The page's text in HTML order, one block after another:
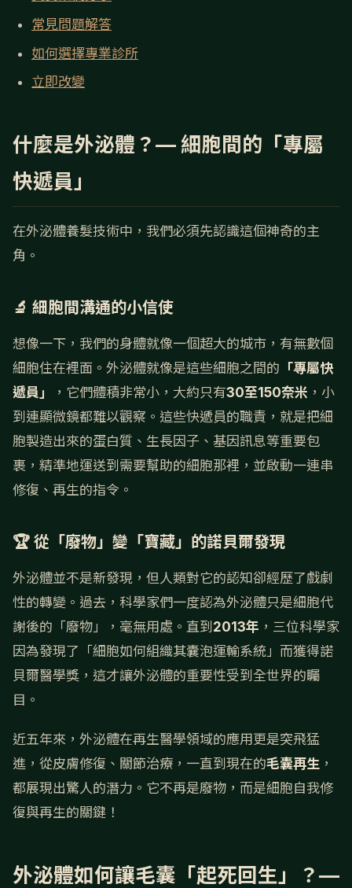
常見問題解答
如何選擇專業診所
立即改變
什麼是外泌體？— 細胞間的「專屬
快遞員」
在外泌體養髮技術中，我們必須先認識這個神奇的主
角。
🔬 細胞間溝通的小信使
想像一下，我們的身體就像一個超大的城市，有無數個
細胞住在裡面。外泌體就像是這些細胞之間的 「專屬快
遞員」
，它們體積非常小，大約只有30至150奈米 ，小
到連顯微鏡都難以觀察。這些快遞員的職責，就是把細
胞製造出來的蛋白質、生長因子、基因訊息等重要包
裹，精準地運送到需要幫助的細胞那裡，並啟動一連串
修復、再生的指令。
🏆 從「廢物」變「寶藏」的諾貝爾發現
外泌體並不是新發現，但人類對它的認知卻經歷了戲劇
性的轉變。過去，科學家們一度認為外泌體只是細胞代
謝後的「廢物」，毫無用處。直到 2013年 ，三位科學家
因為發現了「細胞如何組織其囊泡運輸系統」而獲得諾
貝爾醫學獎，這才讓外泌體的重要性受到全世界的矚
目。
近五年來，外泌體在再生醫學領域的應用更是突飛猛
進，從皮膚修復、關節治療，一直到現在的毛囊再生 ，
都展現出驚人的潛力。它不再是廢物，而是細胞自我修
復與再生的關鍵！
外泌體如何讓毛囊「起死回生」？—